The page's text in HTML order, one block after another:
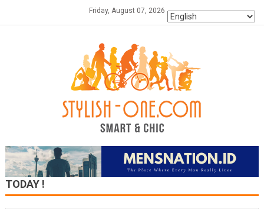
Friday, August 07, 2026
TODAY !